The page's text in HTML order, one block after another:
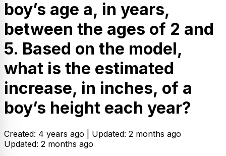
boy’s age a, in years,
between the ages of 2 and
5. Based on the model,
what is the estimated
increase, in inches, of a
boy’s height each year?
Created: 4 years ago | Updated: 2 months ago
Updated: 2 months ago